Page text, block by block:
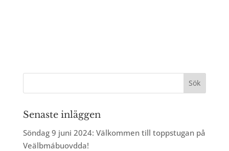
Senaste inläggen
Söndag 9 juni 2024: Välkommen till toppstugan på
Veälbmábuovdda!